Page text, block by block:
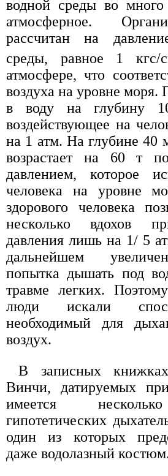
водной среды во
атмосферное.
рассчитан на
среды, равное 1 кгс/
атмосфере, что
воздуха на уровне
в воду на глубину
воздействующее на
на 1 атм. На глубине 40
возрастает на 60 т
давлением, которое
человека на уровне
здорового человека
несколько вдохов
давления лишь на 1/ 5
дальнейшем
попытка дышать под
травме легких.
люди искали
необходимый для
воздух.
В записных
Винчи, датируемых
имеется
гипотетических
один из которых
даже водолазный